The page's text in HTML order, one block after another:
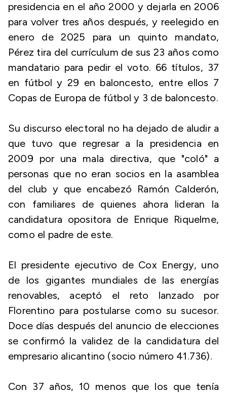
presidencia en el año 2000 y dejarla en 2006
para volver tres años después, y reelegido en
enero de 2025 para un quinto mandato,
Pérez tira del currículum de sus 23 años como
mandatario para pedir el voto. 66 títulos, 37
en fútbol y 29 en baloncesto, entre ellos 7
Copas de Europa de fútbol y 3 de baloncesto.
Su discurso electoral no ha dejado de aludir a
que tuvo que regresar a la presidencia en
2009 por una mala directiva, que "coló" a
personas que no eran socios en la asamblea
del club y que encabezó Ramón Calderón,
con familiares de quienes ahora lideran la
candidatura opositora de Enrique Riquelme,
como el padre de este.
El presidente ejecutivo de Cox Energy, uno
de los gigantes mundiales de las energías
renovables, aceptó el reto lanzado por
Florentino para postularse como su sucesor.
Doce días después del anuncio de elecciones
se confirmó la validez de la candidatura del
empresario alicantino (socio número 41.736).
Con 37 años, 10 menos que los que tenía